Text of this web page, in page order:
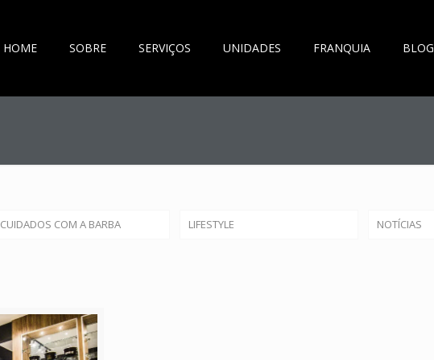
HOME SOBRE SERVIÇOS UNIDADES FRANQUIA BLOG
CUIDADOS COM A BARBA LIFESTYLE NOTÍCIAS